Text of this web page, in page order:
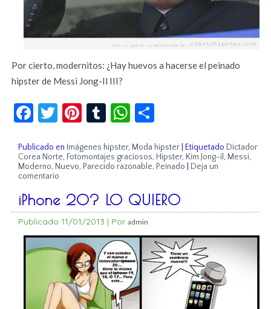
Por cierto, modernitos: ¿Hay huevos a hacerse el peinado
hipster de Messi Jong-Il III?
Facebook
Twitter
Pinterest
TumblrWhatsApp
Publicado en Imágenes hipster, Moda hipster |Etiquetado Dictador
Corea Norte, Fotomontajes graciosos, Hipster, Kim Jong-il, Messi,
Moderno, Nuevo, Parecido razonable, Peinado
Deja un
comentario
iPhone 20? LO QUIERO
Publicado 11/01/2013 | Por admin